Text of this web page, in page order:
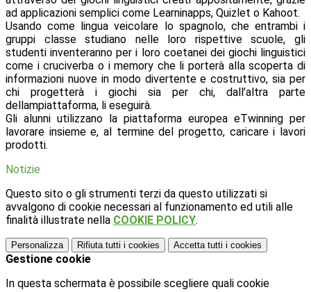
ad applicazioni semplici come Learninapps, Quizlet o Kahoot.
Usando come lingua veicolare lo spagnolo, che entrambi i
gruppi classe studiano nelle loro rispettive scuole, gli
studenti inventeranno per i loro coetanei dei giochi linguistici
come i cruciverba o i memory che li porterà alla scoperta di
informazioni nuove in modo divertente e costruttivo, sia per
chi progetterà i giochi sia per chi, dall’altra parte
dellampiattaforma, li eseguirà.
Gli alunni utilizzano la piattaforma europea eTwinning per
lavorare insieme e, al termine del progetto, caricare i lavori
prodotti.
Notizie
Questo sito o gli strumenti terzi da questo utilizzati si
avvalgono di cookie necessari al funzionamento ed utili alle
finalità illustrate nella COOKIE POLICY.
Personalizza Rifiuta tutti i cookies Accetta tutti i cookies
Gestione cookie
In questa schermata è possibile scegliere quali cookie